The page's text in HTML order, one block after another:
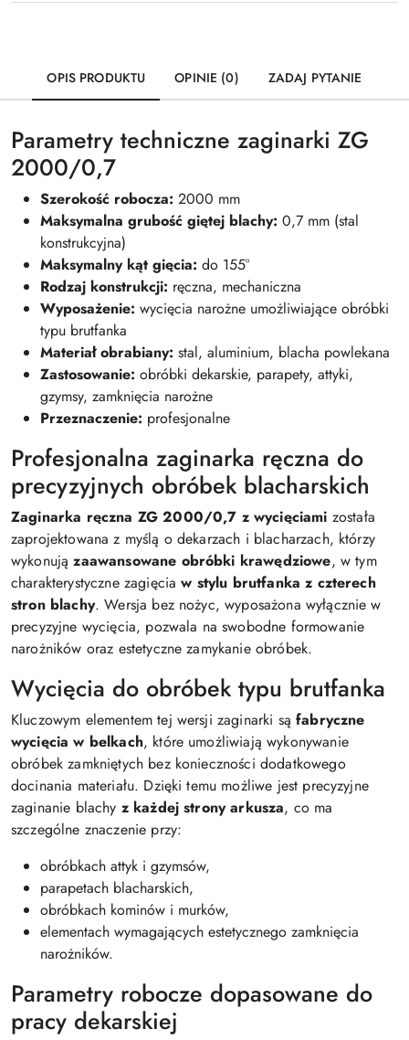
OPIS PRODUKTU OPINIE (0) ZADAJ PYTANIE
Parametry techniczne zaginarki ZG
2000/0,7
Szerokość robocza: 2000 mm
Maksymalna grubość giętej blachy: 0,7 mm (stal
konstrukcyjna)
Maksymalny kąt gięcia: do 155°
Rodzaj konstrukcji: ręczna, mechaniczna
Wyposażenie: wycięcia narożne umożliwiające obróbki
typu brutfanka
Materiał obrabiany: stal, aluminium, blacha powlekana
Zastosowanie: obróbki dekarskie, parapety, attyki,
gzymsy, zamknięcia narożne
Przeznaczenie: profesjonalne
Profesjonalna zaginarka ręczna do
precyzyjnych obróbek blacharskich
Zaginarka ręczna ZG 2000/0,7 z wycięciami została
zaprojektowana z myślą o dekarzach i blacharzach, którzy
wykonujązaawansowane obróbki krawędziowe, w tym
charakterystyczne zagięciaw stylu brutfanka z czterech
stron blachy. Wersja bez nożyc, wyposażona wyłącznie w
precyzyjne wycięcia, pozwala na swobodne formowanie
narożników oraz estetyczne zamykanie obróbek.
Wycięcia do obróbek typu brutfanka
Kluczowym elementem tej wersji zaginarki sąfabryczne
wycięcia w belkach, które umożliwiają wykonywanie
obróbek zamkniętych bez konieczności dodatkowego
docinania materiału. Dzięki temu możliwe jest precyzyjne
zaginanie blachy z każdej strony arkusza, co ma
szczególne znaczenie przy:
obróbkach attyk i gzymsów,
parapetach blacharskich,
obróbkach kominów i murków,
elementach wymagających estetycznego zamknięcia
narożników.
Parametry robocze dopasowane do
pracy dekarskiej